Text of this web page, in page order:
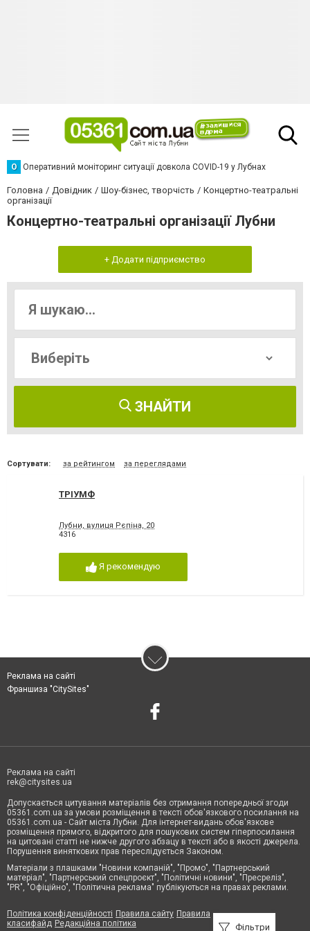
О Оперативний моніторинг ситуації довкола COVID-19 у Лубнах
Головна Довідник Шоу-бізнес, творчість
Концертно-театральні
організації
Концертно-театральні організації Лубни
+ Додати підприємство
ЗНАЙТИ
Сортувати: за рейтингом за переглядами
ТРІУМФ
Лубни, вулиця Рєпіна, 20
4316
Я рекомендую
Фільтри
Реклама на сайті
Франшиза "CitySites"
Реклама на сайті
rek@citysites.ua
Допускається цитування матеріалів без отримання попередньої згоди
05361.com.ua за умови розміщення в тексті обов'язкового посилання на
05361.com.ua - Сайт міста Лубни. Для інтернет-видань обов'язкове
розміщення прямого, відкритого для пошукових систем гіперпосилання
на цитовані статті не нижче другого абзацу в тексті або в якості джерела.
Порушення виняткових прав переслідується Законом.
Матеріали з плашками "Новини компаній", "Промо", "Партнерський
матеріал", "Партнерський спецпроєкт", "Політичні новини", "Пресреліз",
"PR", "Офіційно", "Політична реклама" публікуються на правах реклами.
Політика конфіденційності Правила сайту Правила
класифайд Редакційна політика